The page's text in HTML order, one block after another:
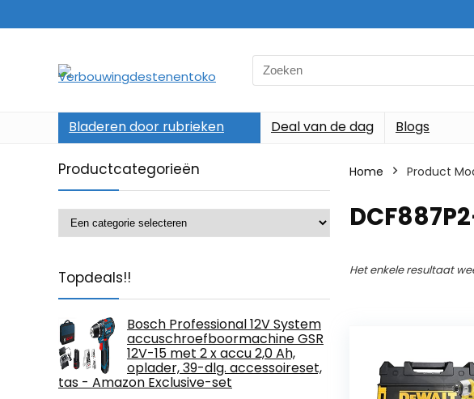
Search
for:
Bladeren door rubrieken Deal van de dag Blogs
Productcategorieën
Topdeals!!
Bosch Professional 12V System
accuschroefboormachine GSR
12V-15 met 2 x accu 2,0 Ah,
oplader, 39-dlg. accessoireset,
tas - Amazon Exclusive-set
Home Product
Het enkele resultaat